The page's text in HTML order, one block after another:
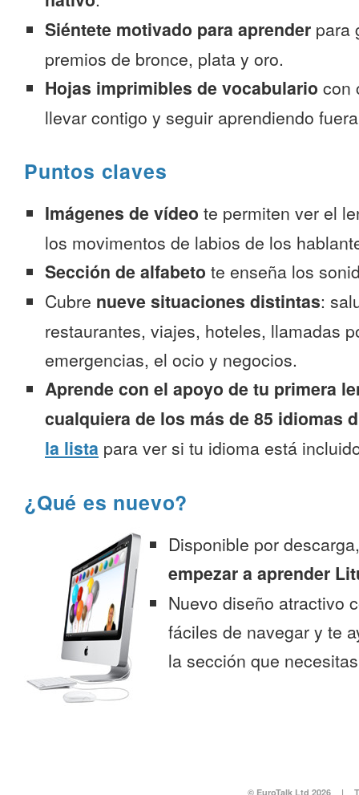
Siéntete motivado para aprender para
premios de bronce, plata y oro.
Hojas imprimibles de vocabulario con
llevar contigo y seguir aprendiendo
Puntos claves
Imágenes de vídeo te permiten ver el
los movimentos de labios de los
Sección de alfabeto te enseña los
Cubre nueve situaciones distintas:
restaurantes, viajes, hoteles, llamadas
emergencias, el ocio y negocios.
Aprende con el apoyo de tu primera
cualquiera de los más de 85 idiomas
la lista para ver si tu idioma está
¿Qué es nuevo?
Disponible por
empezar a aprender
Nuevo diseño atractivo
fáciles de navegar y te
la sección que
© EuroTalk Ltd 2026 |